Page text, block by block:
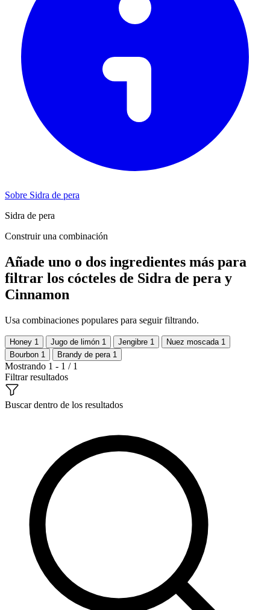
Sobre Sidra de pera
Sidra de pera
Construir una combinación
Añade uno o dos ingredientes más para
filtrar los cócteles de Sidra de pera y
Cinnamon
Usa combinaciones populares para seguir filtrando.
Honey 1 Jugo de limón 1 Jengibre 1 Nuez moscada 1
Bourbon 1 Brandy de pera 1
Mostrando 1 - 1 / 1
Filtrar resultados
Buscar dentro de los resultados